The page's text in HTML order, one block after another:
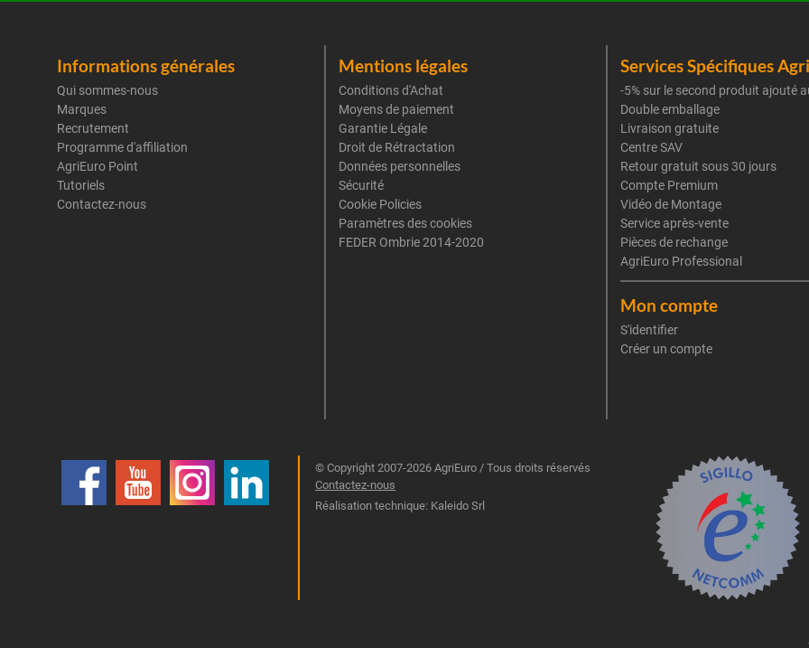
Informations générales
Qui sommes-nous
Marques
Recrutement
Programme d'affiliation
AgriEuro Point
Tutoriels
Contactez-nous
Mentions légales
Conditions d'Achat
Moyens de paiement
Garantie Légale
Droit de Rétractation
Données personnelles
Sécurité
Cookie Policies
Paramètres des cookies
FEDER Ombrie 2014-2020
Services Spécifiques
-5% sur le second produit ajouté
Double emballage
Livraison gratuite
Centre SAV
Retour gratuit sous 30 jours
Compte Premium
Vidéo de Montage
Service après-vente
Pièces de rechange
AgriEuro Professional
Mon compte
S'identifier
Créer un compte
© Copyright 2007-2026 AgriEuro / Tous droits réservés
Contactez-nous
Réalisation technique: Kaleido Srl